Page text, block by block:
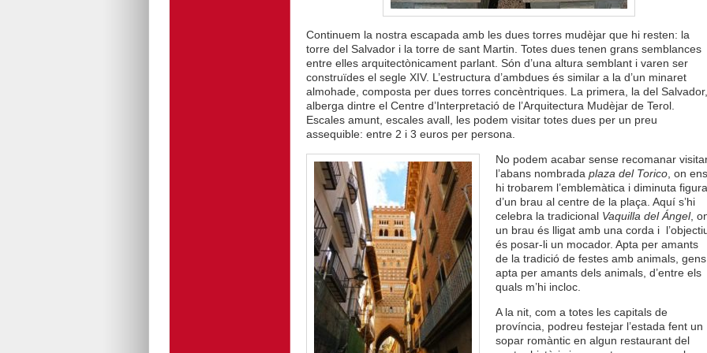
Continuem la nostra escapada amb les dues torres mudèjar que hi resten: la
torre del Salvador i la torre de sant Martin. Totes dues tenen grans semblances
entre elles arquitectònicament parlant. Són d’una altura semblant i varen ser
construïdes el segle XIV. L’estructura d’ambdues és similar a la d’un minaret
almohade, composta per dues torres concèntriques. La primera, la del Salvador,
alberga dintre el Centre d’Interpretació de l’Arquitectura Mudèjar de Terol.
Escales amunt, escales avall, les podem visitar totes dues per un preu
assequible: entre 2 i 3 euros per persona.
No podem acabar sense recomanar
l’abans nombrada plaza del Torico, on ens
hi trobarem l’emblemàtica i diminuta figura
d’un brau al centre de la plaça. Aquí s’hi
celebra la tradicional Vaquilla del Ángel,
un brau és lligat amb una corda i
és posar-li un mocador. Apta per amants
de la tradició de festes amb animals, gens
apta per amants dels animals, d’entre els
quals m’hi incloc.
A la nit, com a totes les capitals de
província, podreu festejar l’estada fent un
sopar romàntic en algun restaurant del